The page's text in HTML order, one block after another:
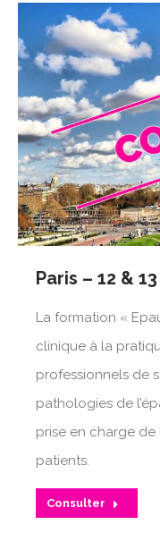
Paris – 12 &
La formation «
clinique à la
professionnels de
pathologies de
prise en charge
patients.
Consulter